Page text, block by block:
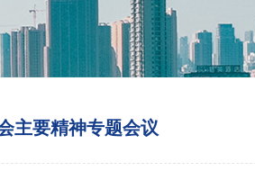
主要精神专题会议